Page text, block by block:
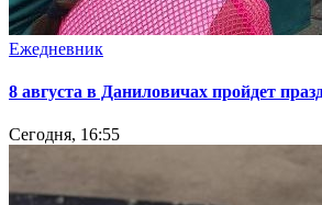
Ежедневник
8 августа в Даниловичах пройдет
Сегодня, 16:55